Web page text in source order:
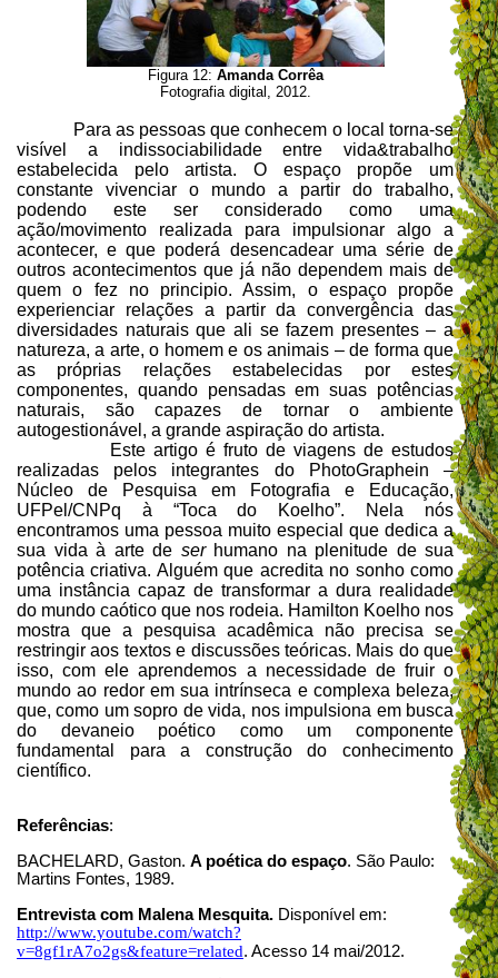
Figura 12: Amanda Corrêa
Fotografia digital, 2012.
Para as pessoas que conhecem o local torna-se
visível a indissociabilidade entre vida&trabalho
estabelecida pelo artista. O espaço propõe um
constante vivenciar o mundo a partir do trabalho,
podendo este ser considerado como uma
ação/movimento realizada para impulsionar algo a
acontecer, e que poderá desencadear uma série de
outros acontecimentos que já não dependem mais de
quem o fez no principio. Assim, o espaço propõe
experienciar relações a partir da convergência das
diversidades naturaisque ali se fazem presentes – a
natureza, a arte, o homem e os animais – de forma que
as próprias relações estabelecidas por estes
componentes, quando pensadas em suas potências
naturais, são capazes de tornar o ambiente
autogestionável, a grande aspiração do artista.
Este artigo é fruto de viagens de estudos
realizadas pelos integrantes do PhotoGraphein –
Núcleo de Pesquisa em Fotografia e Educação,
UFPel/CNPq à “Toca do Koelho”. Nela nós
encontramos uma pessoa muito especial que dedica a
sua vida à arte de serhumano na plenitude de sua
potência criativa. Alguém que acredita no sonho como
uma instância capaz de transformar a dura realidade
do mundo caótico que nos rodeia. Hamilton Koelho nos
mostra que a pesquisa acadêmica não precisa se
restringir aos textos e discussões teóricas. Mais do que
isso, com ele aprendemos a necessidade de fruir o
mundo ao redor em sua intrínseca e complexa beleza,
que, como um sopro de vida, nos impulsiona em busca
do devaneio poético como um componente
fundamental para a construção do conhecimento
científico.
Referências:
BACHELARD, Gaston. A poética do espaço. São Paulo:
Martins Fontes, 1989.
Entrevista com Malena Mesquita. Disponível em:
http://www.youtube.com/watch?
v=8gf1rA7o2gs&feature=related. Acesso 14 mai/2012.